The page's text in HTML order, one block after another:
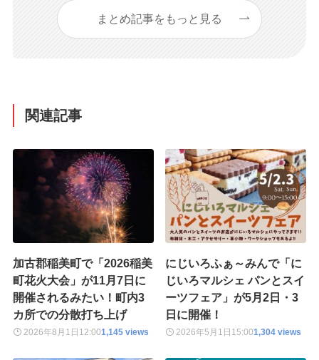
まとめ記事をもっと見る
関連記事
加古郡稲美町で「2026稲美
町花火大会」が11月7日に
開催されるみたい！町内3
カ所での分散打ち上げ
2026年8月1日 12:001,145 views
にじいろふぁ～みんで「に
じいろマルシェ パンとスイ
ーツフェア」が5月2日・3
日に開催！
2026年5月1日 15:001,304 views